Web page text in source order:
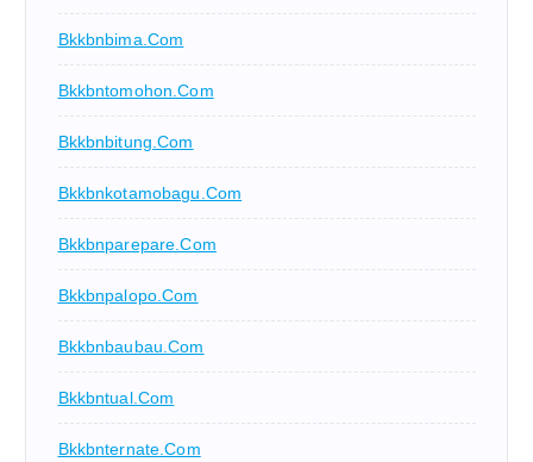
Bkkbnbima.com
Bkkbntomohon.com
Bkkbnbitung.com
Bkkbnkotamobagu.com
Bkkbnparepare.com
Bkkbnpalopo.com
Bkkbnbaubau.com
Bkkbntual.com
Bkkbnternate.com